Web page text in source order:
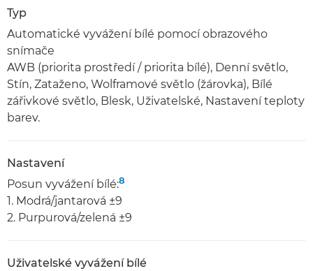
Typ
Automatické vyvážení bílé pomocí obrazového
snímače
AWB (priorita prostředí / priorita bílé), Denní světlo,
Stín, Zataženo, Wolframové světlo (žárovka), Bílé
zářivkové světlo, Blesk, Uživatelské, Nastavení teploty
barev.
Nastavení
Posun vyvážení bílé:8
1. Modrá/jantarová ±9
2. Purpurová/zelená ±9
Uživatelské vyvážení bílé